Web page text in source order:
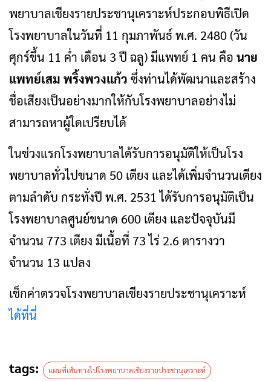
พยาบาลเชียงรายประชานุเคราะห์ประกอบพิธีเปิด
โรงพยาบาลในวันที่ 11 กุมภาพันธ์ พ.ศ. 2480 (วัน
ศุกร์ขึ้น 11 ค่ำ เดือน 3 ปี ฉลู) มีแพทย์ 1 คน คือ นาย
แพทย์เสม พริ้งพวงแก้ว ซึ่งท่านได้พัฒนาและสร้าง
ชื่อเสียงเป็นอย่างมากให้กับโรงพยาบาลอย่างไม่
สามารถหาผู้ใดเปรียบได้
ในช่วงแรกโรงพยาบาลได้รับการอนุมัติให้เป็นโรง
พยาบาลทั่วไปขนาด 50 เตียง และได้เพิ่มจำนวนเตียง
ตามลำดับ กระทั่งปี พ.ศ. 2531 ได้รับการอนุมัติเป็น
โรงพยาบาลศูนย์ขนาด 600 เตียง และปัจจุบันมี
จำนวน 773 เตียง มีเนื้อที่ 73 ไร่ 2.6 ตารางวา
จำนวน 13 แปลง
เช็กค่าตรวจโรงพยาบาลเชียงรายประชานุเคราะห์
ได้ที่นี่
tags: แผนที่เส้นทางไปโรงพยาบาลเชียงรายประชานุเคราะห์